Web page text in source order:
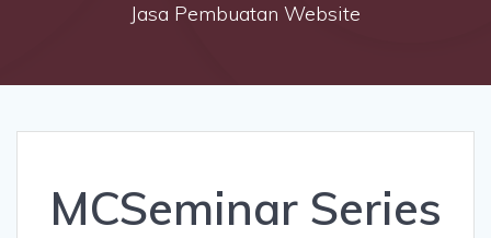
Jasa Pembuatan Website
MCSeminar Series